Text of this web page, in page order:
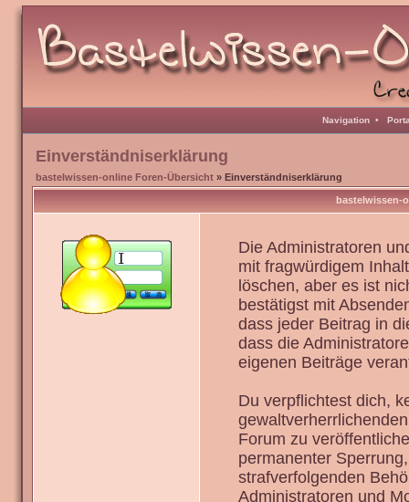
Navigation •
Einverständniserklärung
bastelwissen-online Foren-Übersicht » Einverständniserklärung
bastelwissen-
Die Administratoren
mit fragwürdigem
löschen, aber es ist
bestätigst mit
dass jeder Beitrag in
dass die
eigenen Beiträge
Du verpflichtest dich,
Forum zu
permanenter
strafverfolgenden
Administratoren und